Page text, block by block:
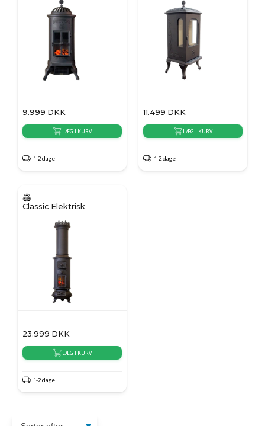
9.999 DKK
LÆG I KURV
1-2 dage
11.499 DKK
LÆG I KURV
1-2 dage
Classic Elektrisk
23.999 DKK
LÆG I KURV
1-2 dage